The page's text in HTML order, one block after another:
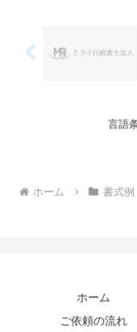
言語
ホーム 書式例
ホーム
ご依頼の流れ